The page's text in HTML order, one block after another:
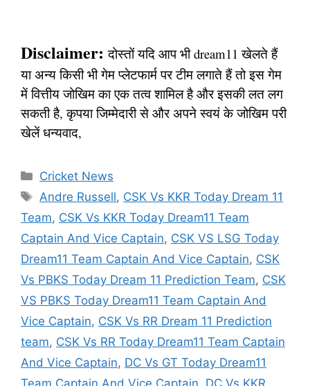
Disclaimer: दोस्तों यदि आप भी dream11 खेलते हैं
या अन्य किसी भी गेम प्लेटफार्म पर टीम लगाते हैं तो इस गेम
में वित्तीय जोखिम का एक तत्व शामिल है और इसकी लत लग
सकती है, कृपया जिम्मेदारी से और अपने स्वयं के जोखिम परी
खेलें धन्यवाद,
Categories
Cricket News
Tags
Andre Russell, CSK Vs KKR Today Dream 11
Team, CSK Vs KKR Today Dream11 Team
Captain And Vice Captain, CSK VS LSG Today
Dream11 Team Captain And Vice Captain, CSK
Vs PBKS Today Dream 11 Prediction Team, CSK
VS PBKS Today Dream11 Team Captain And
Vice Captain, CSK Vs RR Dream 11 Prediction
team, CSK Vs RR Today Dream11 Team Captain
And Vice Captain, DC Vs GT Today Dream11
Team Captain And Vice Captain, DC Vs KKR